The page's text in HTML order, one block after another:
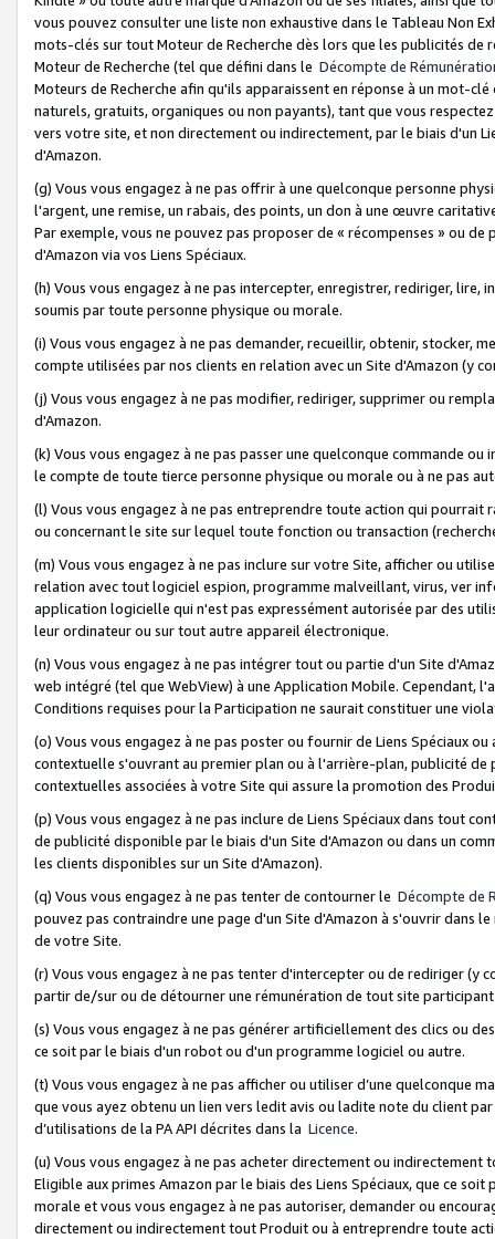
vous pouvez consulter une liste non exhaustive dans le Tableau Non
mots-clés sur tout Moteur de Recherche dès lors que les publicités de
Moteur de Recherche (tel que défini dans le Décompte de
Moteurs de Recherche afin qu'ils apparaissent en réponse à un mot-
naturels, gratuits, organiques ou non payants), tant que vous
vers votre site, et non directement ou indirectement, par le biais d'un
d'Amazon.
(g) Vous vous engagez à ne pas offrir à une quelconque personne
l'argent, une remise, un rabais, des points, un don à une œuvre
Par exemple, vous ne pouvez pas proposer de « récompenses » ou
d'Amazon via vos Liens Spéciaux.
(h) Vous vous engagez à ne pas intercepter, enregistrer, rediriger,
soumis par toute personne physique ou morale.
(i) Vous vous engagez à ne pas demander, recueillir, obtenir, stocker,
compte utilisées par nos clients en relation avec un Site d'Amazon (y
(j) Vous vous engagez à ne pas modifier, rediriger, supprimer ou
d'Amazon.
(k) Vous vous engagez à ne pas passer une quelconque commande
le compte de toute tierce personne physique ou morale ou à ne pas
(l) Vous vous engagez à ne pas entreprendre toute action qui
ou concernant le site sur lequel toute fonction ou transaction
(m) Vous vous engagez à ne pas inclure sur votre Site, afficher ou
relation avec tout logiciel espion, programme malveillant, virus, ver
application logicielle qui n'est pas expressément autorisée par des
leur ordinateur ou sur tout autre appareil électronique.
(n) Vous vous engagez à ne pas intégrer tout ou partie d'un Site
web intégré (tel que WebView) à une Application Mobile. Cependant,
Conditions requises pour la Participation ne saurait constituer une
(o) Vous vous engagez à ne pas poster ou fournir de Liens Spéciaux
contextuelle s'ouvrant au premier plan ou à l'arrière-plan, publicité
contextuelles associées à votre Site qui assure la promotion des
(p) Vous vous engagez à ne pas inclure de Liens Spéciaux dans tout
de publicité disponible par le biais d'un Site d'Amazon ou dans un
les clients disponibles sur un Site d'Amazon).
(q) Vous vous engagez à ne pas tenter de contourner le Décompte de
pouvez pas contraindre une page d'un Site d'Amazon à s'ouvrir dans
de votre Site.
(r) Vous vous engagez à ne pas tenter d'intercepter ou de rediriger
partir de/sur ou de détourner une rémunération de tout site
(s) Vous vous engagez à ne pas générer artificiellement des clics ou
ce soit par le biais d'un robot ou d'un programme logiciel ou autre.
(t) Vous vous engagez à ne pas afficher ou utiliser d’une quelconque
que vous ayez obtenu un lien vers ledit avis ou ladite note du client
d’utilisations de la PA API décrites dans la Licence.
(u) Vous vous engagez à ne pas acheter directement ou
Eligible aux primes Amazon par le biais des Liens Spéciaux, que ce
morale et vous vous engagez à ne pas autoriser, demander ou
directement ou indirectement tout Produit ou à entreprendre toute